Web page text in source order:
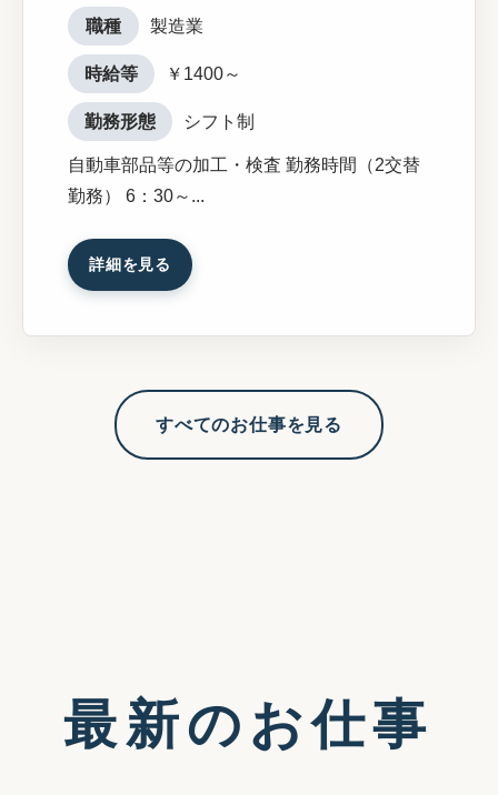
職種 製造業
時給等 ￥1400～
勤務形態 シフト制
自動車部品等の加工・検査 勤務時間（2交替
勤務） 6：30～...
詳細を見る
すべてのお仕事を見る
最新のお仕事